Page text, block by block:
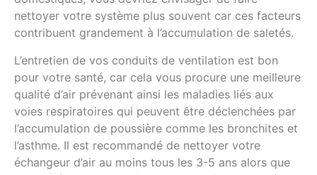
nettoyer votre système plus souvent car ces facteurs
contribuent grandement à l’accumulation de saletés.
L’entretien de vos conduits de ventilation est bon
pour votre santé, car cela vous procure une meilleure
qualité d’air prévenant ainsi les maladies liés aux
voies respiratoires qui peuvent être déclenchées par
l’accumulation de poussière comme les bronchites et
l’asthme. Il est recommandé de nettoyer votre
échangeur d’air au moins tous les 3-5 ans alors que